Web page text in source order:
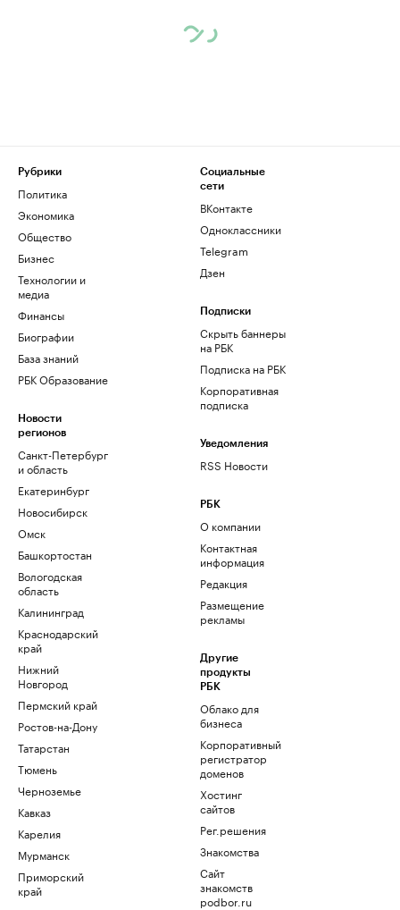
Рубрики
Политика
Экономика
Общество
Бизнес
Технологии и
медиа
Финансы
Биографии
База знаний
РБК Образование
Новости
регионов
Санкт-Петербург
и область
Екатеринбург
Новосибирск
Омск
Башкортостан
Вологодская
область
Калининград
Краснодарский
край
Нижний
Новгород
Пермский край
Ростов-на-Дону
Татарстан
Тюмень
Черноземье
Кавказ
Карелия
Мурманск
Приморский
край
Социальные
сети
ВКонтакте
Одноклассники
Telegram
Дзен
Подписки
Скрыть баннеры
на РБК
Подписка на РБК
Корпоративная
подписка
Уведомления
RSS Новости
РБК
О компании
Контактная
информация
Редакция
Размещение
рекламы
Другие
продукты
РБК
Облако для
бизнеса
Корпоративный
регистратор
доменов
Хостинг
сайтов
Рег.решения
Знакомства
Сайт
знакомств
podbor.ru